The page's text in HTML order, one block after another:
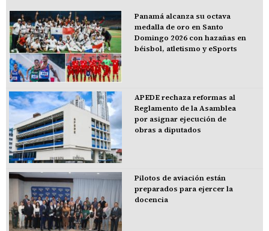
Panamá alcanza su octava
medalla de oro en Santo
Domingo 2026 con hazañas en
béisbol, atletismo y eSports
APEDE rechaza reformas al
Reglamento de la Asamblea
por asignar ejecución de
obras a diputados
Pilotos de aviación están
preparados para ejercer la
docencia